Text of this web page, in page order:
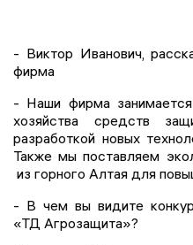
- Виктор Иванович,
фирма
- Наши фирма
хозяйства средств
разработкой новых
Также мы поставляем
из горного Алтая для
- В чем вы видите
«ТД Агрозащита»?